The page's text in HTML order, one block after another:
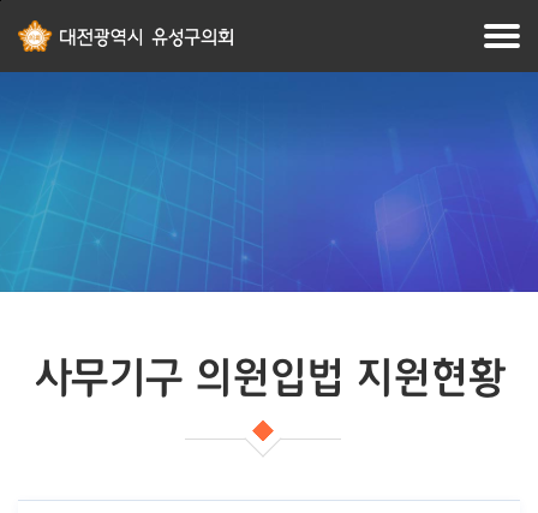
바로가기
바로가기
사무기구 의원입법 지원현황